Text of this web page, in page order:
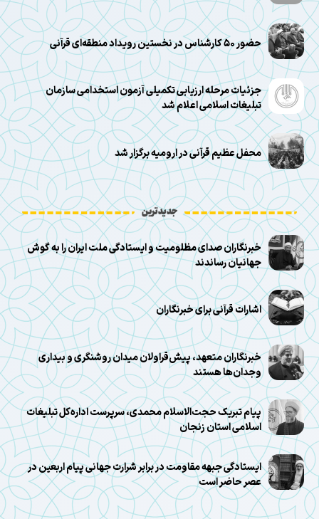
حضور ۵۰ کارشناس در نخستین رویداد منطقه‌ای قرآنی
جزئیات مرحله ارزیابی تکمیلی آزمون استخدامی سازمان
تبلیغات اسلامی اعلام شد
محفل عظیم قرآنی در ارومیه برگزار شد
جدیدترین
خبرنگاران صدای مظلومیت و ایستادگی ملت ایران را به گوش
جهانیان رساندند
اشارات قرآنی برای خبرنگاران
خبرنگاران متعهد، پیش‌قراولان میدان روشنگری و بیداری
وجدان‌ها هستند
پیام تبریک حجت‌الاسلام محمدی، سرپرست اداره‌کل تبلیغات
اسلامی استان زنجان
ایستادگی جبهه مقاومت در برابر شرارت جهانی پیام اربعین در
عصر حاضر است